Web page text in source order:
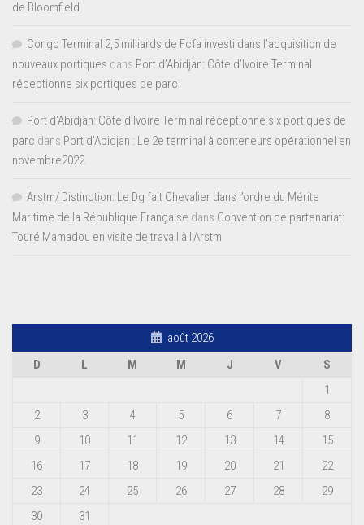
de Bloomfield
Congo Terminal 2,5 milliards de Fcfa investi dans l’acquisition de
nouveaux portiques dans Port d’Abidjan: Côte d’Ivoire Terminal
réceptionne six portiques de parc
Port d'Abidjan: Côte d’Ivoire Terminal réceptionne six portiques de
parc dans Port d’Abidjan : Le 2e terminal à conteneurs opérationnel en
novembre2022
Arstm/ Distinction: Le Dg fait Chevalier dans l’ordre du Mérite
Maritime de la République Française dans Convention de partenariat:
Touré Mamadou en visite de travail à l’Arstm
août 2026
D
L M M J V
S
1
2
3 4 5 6 7
8
9
10 11 12 13 14
15
16
17 18 19 20 21
22
23
24 25 26 27 28
29
30
31